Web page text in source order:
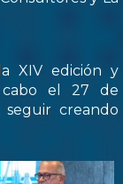
XIV edición y
el 27 de
seguir creando